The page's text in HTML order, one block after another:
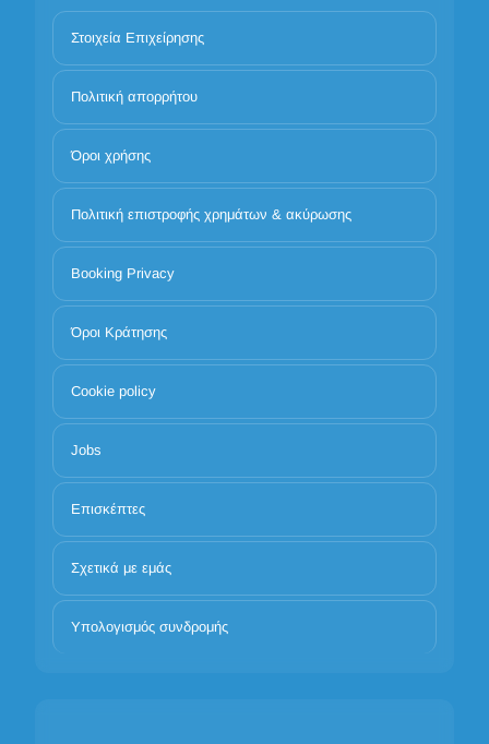
Στοιχεία Επιχείρησης
Πολιτική απορρήτου
Όροι χρήσης
Πολιτική επιστροφής χρημάτων & ακύρωσης
Booking Privacy
Όροι Κράτησης
Cookie policy
Jobs
Επισκέπτες
Σχετικά με εμάς
Υπολογισμός συνδρομής